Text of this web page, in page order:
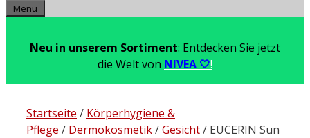
Menu
Neu in unserem Sortiment: Entdecken Sie jetzt
die Welt von NIVEA 🤍!
Startseite / Körperhygiene &
Pflege / Dermokosmetik/Gesicht/ EUCERIN Sun